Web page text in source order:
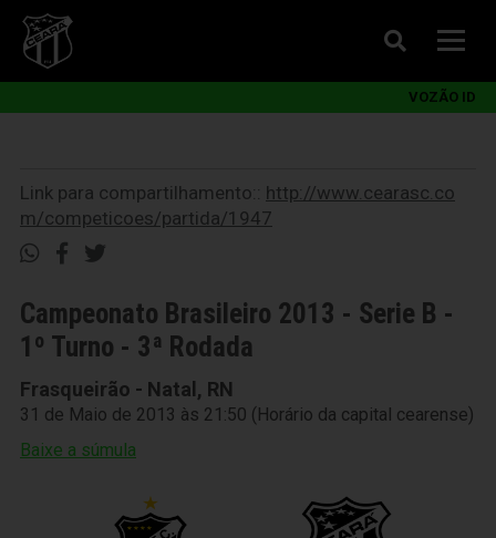
VOZÃO ID
Link para compartilhamento:: http://www.cearasc.co
m/competicoes/partida/1947
Campeonato Brasileiro 2013 - Serie B -
1º Turno - 3ª Rodada
Frasqueirão - Natal, RN
31 de Maio de 2013 às 21:50 (Horário da capital cearense)
Baixe a súmula